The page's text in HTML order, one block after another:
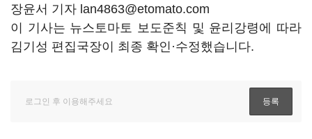
장윤서 기자 lan4863@etomato.com
이 기사는 뉴스토마토 보도준칙 및 윤리강령에 따라
김기성 편집국장이 최종 확인·수정했습니다.